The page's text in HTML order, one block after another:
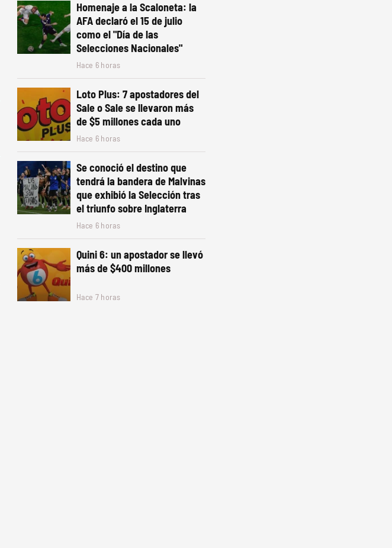
Homenaje a la Scaloneta: la
AFA declaró el 15 de julio
como el "Día de las
Selecciones Nacionales"
Hace 6 horas
Loto Plus: 7 apostadores del
Sale o Sale se llevaron más
de $5 millones cada uno
Hace 6 horas
Se conoció el destino que
tendrá la bandera de Malvinas
que exhibió la Selección tras
el triunfo sobre Inglaterra
Hace 6 horas
Quini 6: un apostador se llevó
más de $400 millones
Hace 7 horas